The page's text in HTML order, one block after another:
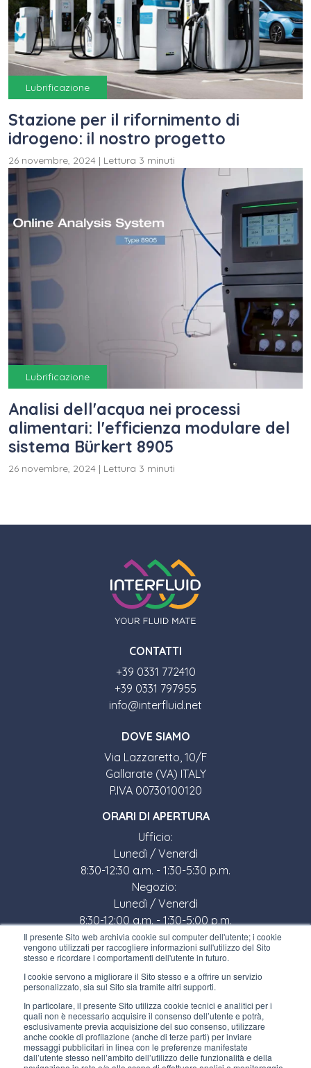
Il presente Sito web archivia cookie sul computer dell'utente; i cookie
vengono utilizzati per raccogliere informazioni sull'utilizzo del Sito
stesso e ricordare i comportamenti dell'utente in futuro.
I cookie servono a migliorare il Sito stesso e a offrire un servizio
personalizzato, sia sul Sito sia tramite altri supporti.
In particolare, il presente Sito utilizza cookie tecnici e analitici per i
quali non è necessario acquisire il consenso dell’utente e potrà,
esclusivamente previa acquisizione del suo consenso, utilizzare
anche cookie di profilazione (anche di terze parti) per inviare
messaggi pubblicitari in linea con le preferenze manifestate
dall’utente stesso nell’ambito dell’utilizzo delle funzionalità e della
Lubrificazione
Stazione per il rifornimento di
idrogeno: il nostro progetto
26 novembre, 2024 | Lettura 3 minuti
Lubrificazione
Analisi dell'acqua nei processi
alimentari: l'efficienza modulare del
sistema Bürkert 8905
26 novembre, 2024 | Lettura 3 minuti
CONTATTI
+39 0331 772410
+39 0331 797955
info@interfluid.net
DOVE SIAMO
Via Lazzaretto, 10/F
Gallarate (VA) ITALY
P.IVA 00730100120
ORARI DI APERTURA
Ufficio:
Lunedì / Venerdì
8:30-12:30 a.m. - 1:30-5:30 p.m.
Negozio:
Lunedì / Venerdì
8:30-12:00 a.m. - 1:30-5:00 p.m.
LINK UTILI
Iscriviti alla newsletter
Lavora con noi
Gli imballi di Interfluid
Progetto di trasformazione digitale